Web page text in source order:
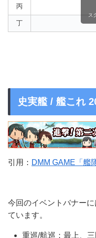
丙
丁
ス
史実艦 / 艦これ
引用： DMM GAME「艦
今回のイベントバナー
ています。
重巡/航巡：最上、